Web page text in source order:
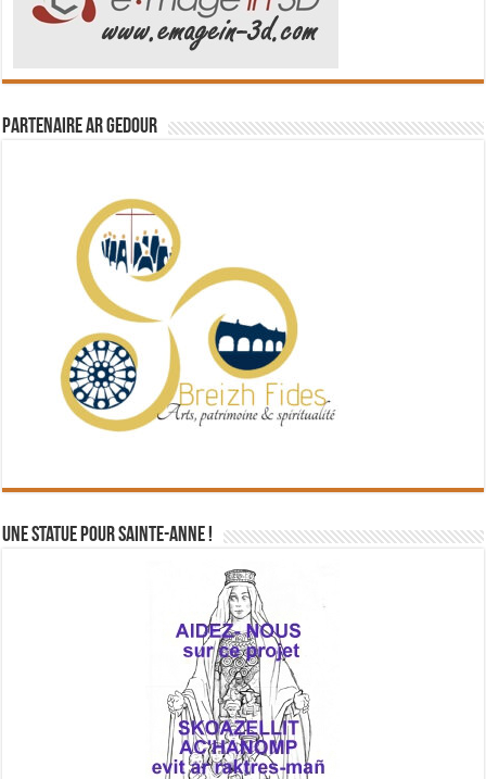
Partenaire Ar Gedour
Une statue pour Sainte-Anne !